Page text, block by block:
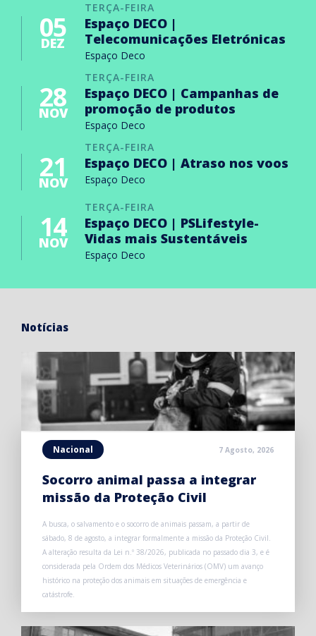
TERÇA-FEIRA
05
DEZ
Espaço DECO |
Telecomunicações Eletrónicas
Espaço Deco
TERÇA-FEIRA
28
NOV
Espaço DECO | Campanhas de
promoção de produtos
Espaço Deco
TERÇA-FEIRA
21
NOV
Espaço DECO | Atraso nos voos
Espaço Deco
TERÇA-FEIRA
14
NOV
Espaço DECO | PSLifestyle-
Vidas mais Sustentáveis
Espaço Deco
Notícias
Nacional 7 Agosto, 2026
Socorro animal passa a integrar
missão da Proteção Civil
A busca, o salvamento e o socorro de animais passam, a partir de
sábado, 8 de agosto, a integrar formalmente a missão da Proteção Civil.
A alteração resulta da Lei n.º 38/2026, publicada no passado dia 3, e é
considerada pela Ordem dos Médicos Veterinários (OMV) um avanço
histórico na proteção dos animais em situações de emergência e
catástrofe.